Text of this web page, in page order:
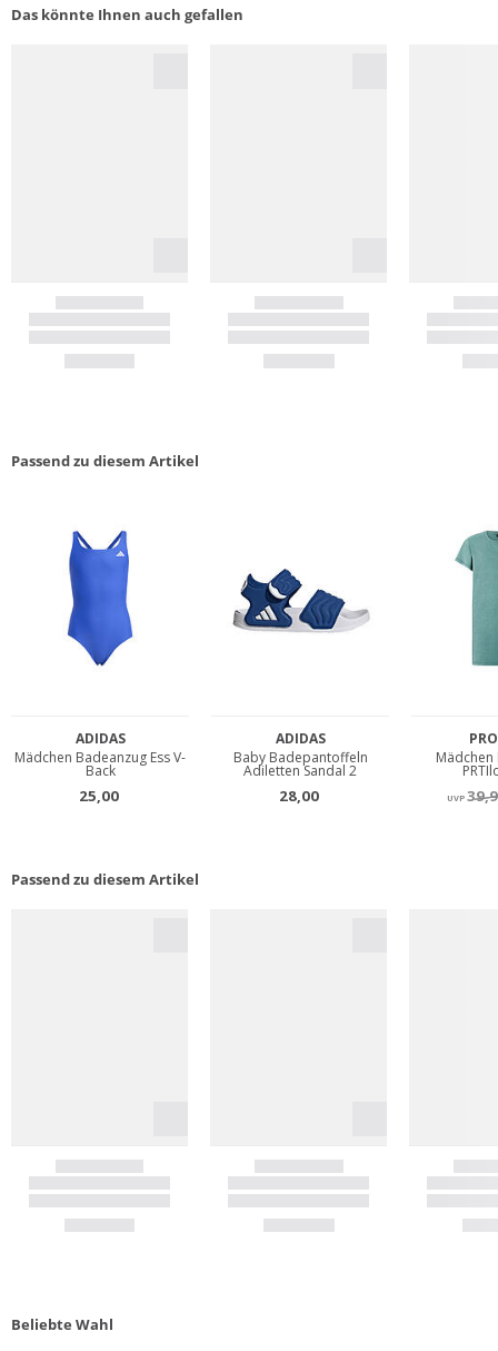
Das könnte Ihnen auch gefallen
Passend zu diesem Artikel
Passend zu diesem Artikel
Beliebte Wahl